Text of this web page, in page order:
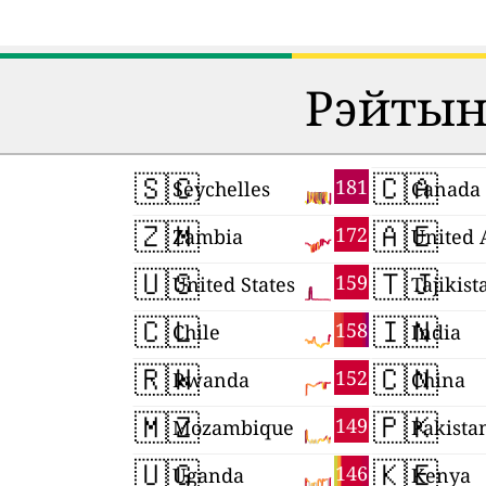
🇸🇨 181
Seychelles
🇿🇲 172
Zambia
🇺🇸 159
United States
🇨🇱 158
Chile
🇷🇼 152
Rwanda
🇲🇿 149
Mozambique
🇺🇬 146
Uganda
🇨🇦Canada
🇦🇪
🇹🇯
🇮🇳India
🇨🇳China
🇵🇰
🇰🇪Kenya